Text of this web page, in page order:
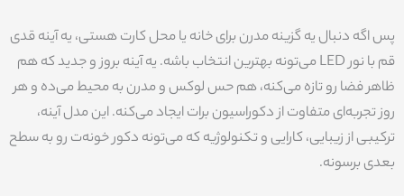
پس اگه دنبال یه گزینه مدرن برای خانه یا محل کارت هستی، یه آینه قدی
قم با نور LED می‌تونه بهترین انتخاب باشه. یه آینه بروز و جدید که هم
ظاهر فضا رو تازه می‌کنه، هم حس لوکس و مدرن به محیط می‌ده و هر
روز تجربه‌ای متفاوت از دکوراسیون برات ایجاد می‌کنه. این مدل آینه،
ترکیبی از زیبایی، کارایی و تکنولوژیه که می‌تونه دکور خونه‌ت رو به سطح
بعدی برسونه.